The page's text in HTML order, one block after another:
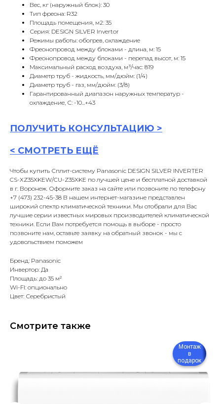
Вес, кг (наружный блок): 30
Тип фреона: R32
Площадь помещения, м2: 35
Серия: DESIGN SILVER Invertor
Режимы работы: обогрев, охлаждение
Фреонопровод между блоками - длина, м: 15
Фреонопровод между блоками - перепад высот, м: 15
Максимальный расход воздуха, м³/час: 819
Диаметр труб - жидкость, мм/дюйм: (1/4)
Диаметр труб - газ, мм/дюйм: (3/8)
Гарантированный диапазон наружных температур -
охлаждение, С: -10...+43
ПОЛУЧИТЬ КОНСУЛЬТАЦИЮ >
< СМОТРЕТЬ ЕЩЁ
Чтобы купить Сплит-систему Panasonic DESIGN SILVER INVERTER
CS-XZ35XKEW/CU-Z35XKE по лучшей цене и бесплатной доставкой
в г. Воронеж. Оформите заказ на сайте или позвоните по телефону
+7 (473) 232-45-38 В нашем интернет-магазине представлен
широкий спектр климатической техники. Мы отобрали для Вас
лучшие серии известных мировых производителей климатической
техники. Если Вам потребуется помощь в выборе - просто
позвоните нам, оставьте заявку на обратный звонок - мы с
удовольствием поможем
Бренд: Panasonic
Инвертор: Да
Площадь: до 35 м²
Wi-FI: опционально
Цвет: Серебристый
Смотрите также
Монтаж
в
подарок